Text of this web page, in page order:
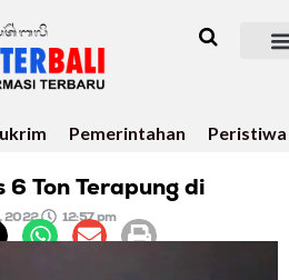
Pemerintahan Peristiwa
Ton Terapung di
2022 12:57 pm